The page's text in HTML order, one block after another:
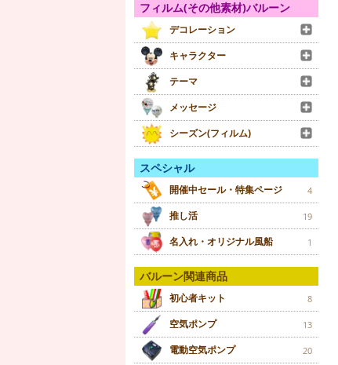
フィルム(その他素材)バルーン
デコレーション
キャラクター
テーマ
メッセージ
シーズン(フィルム)
スペシャル
開催中セール・特集ページ 4
推し活 19
名入れ・オリジナル風船 1
バルーン関連商品
初心者キット 8
空気ポンプ 13
電動空気ポンプ 20